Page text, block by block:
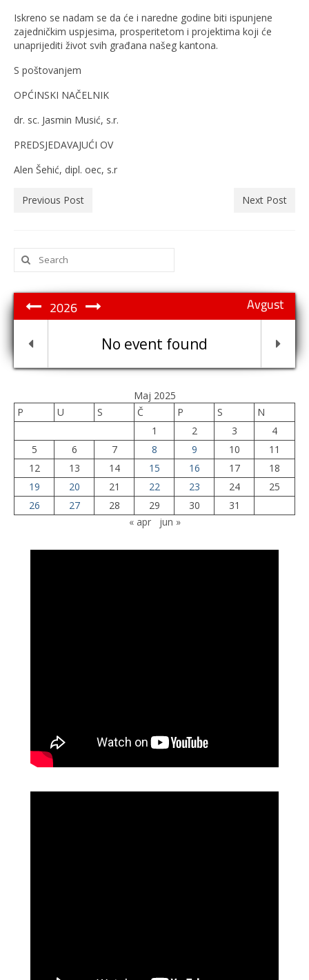
Iskreno se nadam se da će i naredne godine biti ispunjene
zajedničkim uspjesima, prosperitetom i projektima koji će
unaprijediti život svih građana našeg kantona.
S poštovanjem
OPĆINSKI NAČELNIK
dr. sc. Jasmin Musić, s.r.
PREDSJEDAVAJUĆI OV
Alen Šehić, dipl. oec, s.r
Previous Post Next Post
Search
for:
Avgust
2026
No event found
Maj 2025
P
U S Č P S
N
1
2 3
4
5
6 7 8 9 10
11
12
13 14 15 16 17
18
19
20 21 22 23 24
25
26
27 28 29 30
31
« apr
jun »